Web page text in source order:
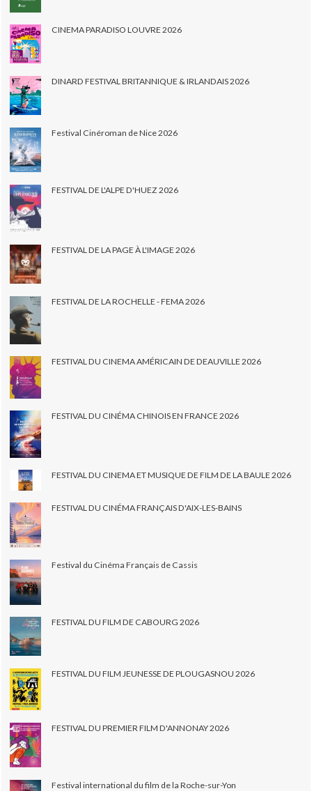
CINEMA PARADISO LOUVRE 2026
DINARD FESTIVAL BRITANNIQUE & IRLANDAIS 2026
Festival Cinéroman de Nice 2026
FESTIVAL DE L'ALPE D'HUEZ 2026
FESTIVAL DE LA PAGE À L'IMAGE 2026
FESTIVAL DE LA ROCHELLE - FEMA 2026
FESTIVAL DU CINEMA AMÉRICAIN DE DEAUVILLE 2026
FESTIVAL DU CINÉMA CHINOIS EN FRANCE 2026
FESTIVAL DU CINEMA ET MUSIQUE DE FILM DE LA BAULE 2026
FESTIVAL DU CINÉMA FRANÇAIS D'AIX-LES-BAINS
Festival du Cinéma Français de Cassis
FESTIVAL DU FILM DE CABOURG 2026
FESTIVAL DU FILM JEUNESSE DE PLOUGASNOU 2026
FESTIVAL DU PREMIER FILM D'ANNONAY 2026
Festival international du film de la Roche-sur-Yon